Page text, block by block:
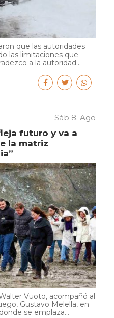
que las autoridades
las limitaciones que
a la autoridad...
Sáb 8. Ago
futuro y va a
la matriz
Vuoto, acompañó al
Gustavo Melella, en
se emplaza...